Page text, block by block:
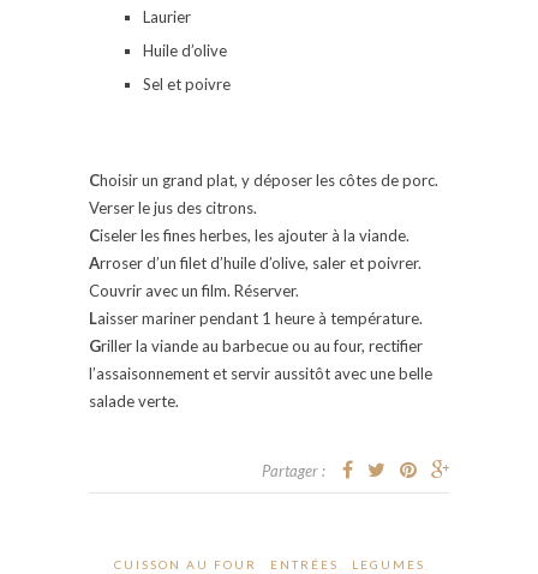
Laurier
Huile d’olive
Sel et poivre
Choisir un grand plat, y déposer les côtes de porc.
Verser le jus des citrons.
Ciseler les fines herbes, les ajouter à la viande.
Arroser d’un filet d’huile d’olive, saler et poivrer.
Couvrir avec un film. Réserver.
Laisser mariner pendant 1 heure à température.
Griller la viande au barbecue ou au four, rectifier
l’assaisonnement et servir aussitôt avec une belle
salade verte.
Partager :
CUISSON AU FOUR ENTRÉES LEGUMES